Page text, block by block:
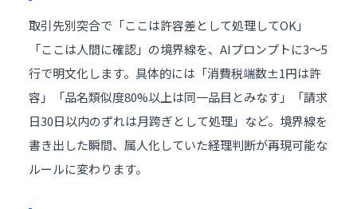
取引先別突合で「ここは許容差として処理してOK」
「ここは人間に確認」の境界線を、AIプロンプトに3〜5
行で明文化します。具体的には「消費税端数±1円は許
容」「品名類似度80%以上は同一品目とみなす」「請求
日30日以内のずれは月跨ぎとして処理」など。境界線を
書き出した瞬間、属人化していた経理判断が再現可能な
ルールに変わります。